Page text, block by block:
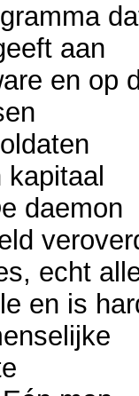
aan
en op
daemon
echt
en is